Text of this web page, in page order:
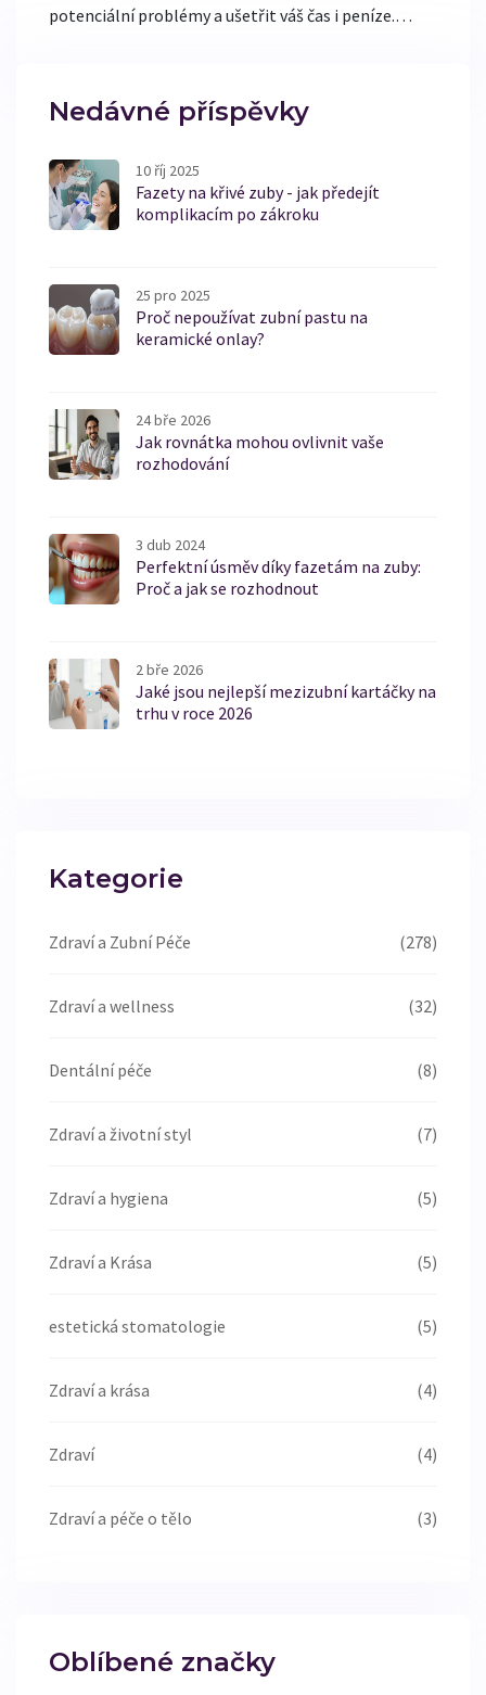
potenciální problémy a ušetřit váš čas i peníze.
kontroly ústní dutiny.
Nedávné příspěvky
10 říj 2025
Fazety na křivé zuby - jak předejít
komplikacím po zákroku
25 pro 2025
Proč nepoužívat zubní pastu na
keramické onlay?
24 bře 2026
Jak rovnátka mohou ovlivnit vaše
rozhodování
3 dub 2024
Perfektní úsměv díky fazetám na zuby:
Proč a jak se rozhodnout
2 bře 2026
Jaké jsou nejlepší mezizubní kartáčky na
trhu v roce 2026
Kategorie
Zdraví a Zubní Péče (278)
Zdraví a wellness (32)
Dentální péče (8)
Zdraví a životní styl (7)
Zdraví a hygiena (5)
Zdraví a Krása (5)
estetická stomatologie (5)
Zdraví a krása (4)
Zdraví (4)
Zdraví a péče o tělo (3)
Oblíbené značky